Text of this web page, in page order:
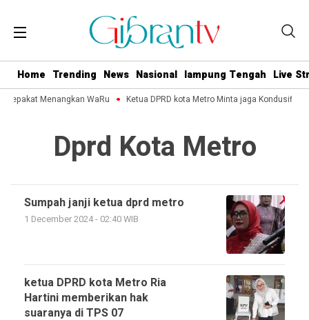
Home Trending News Nasional lampung Tengah Live
Menangkan WaRu Ketua DPRD kota Metro Minta jaga Kondusifitas
Dprd Kota Metro
Sumpah janji ketua dprd metro
1 December 2024 - 02:40 WIB
ketua DPRD kota Metro Ria
Hartini memberikan hak
suaranya di TPS 07